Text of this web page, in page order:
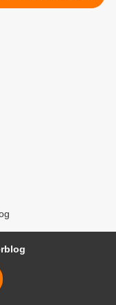
production et de